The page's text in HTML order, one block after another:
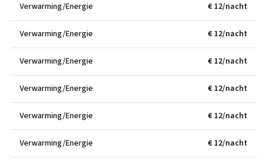
Verwarming/Energie € 12/nacht
Verwarming/Energie € 12/nacht
Verwarming/Energie € 12/nacht
Verwarming/Energie € 12/nacht
Verwarming/Energie € 12/nacht
Verwarming/Energie € 12/nacht